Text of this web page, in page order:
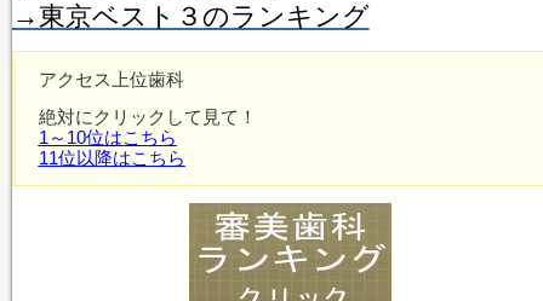
→東京ベスト３のランキング
アクセス上位歯科
絶対にクリックして見て！
1～10位はこちら
11位以降はこちら